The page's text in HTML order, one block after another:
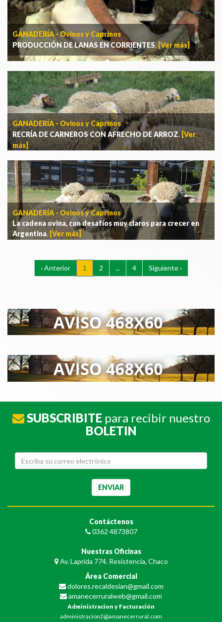
GANADERÍA - Ovinos y Caprinos
PRODUCCIÓN DE LANAS EN CORRIENTES. [Ver más]
GANADERÍA - Ovinos y Caprinos
RECRÍA DE CARNEROS CON AFRECHO DE ARROZ.[Ver
más]
GANADERÍA - Ovinos y Caprinos
La cadena ovina, con desafíos muy claros para crecer en
Argentina.[Ver más]
‹ Anterior 1 2 ... 4 Siguiente ›
SUBSCRIBITEpara recibir nuestro
BOLETIN
Contáctenos
0362 4873807
Nuestras Oficinas
Av. Laprida 774. Resistencia, Chaco
Área Comercial
dolores.recaldesian@gmail.com
amanecerruralweb@gmail.com
Administracion y Facturación
administracion2@amanecerrural.com